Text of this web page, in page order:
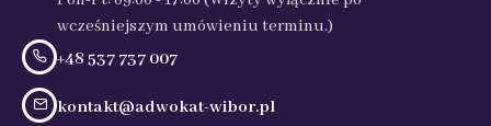
wcześniejszym umówieniu terminu.)
+48 537 737 007
kontakt@adwokat-wibor.pl